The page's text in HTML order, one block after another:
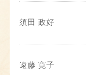
須田 政好
遠藤 寛子